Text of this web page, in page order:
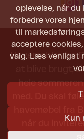
oplevelse, når
forbedre vores
til
acceptere
valg. Læs venligst
Kun
Havemøbler fra
at blive brugt,
hele
med. Du skal
når du